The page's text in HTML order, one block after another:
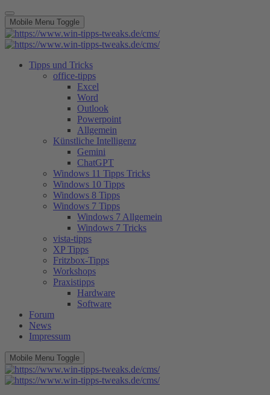
Mobile Menu Toggle
Tipps und Tricks
office-tipps
Excel
Word
Outlook
Powerpoint
Allgemein
Künstliche Intelligenz
Gemini
ChatGPT
Windows 11 Tipps Tricks
Windows 10 Tipps
Windows 8 Tipps
Windows 7 Tipps
Windows 7 Allgemein
Windows 7 Tricks
vista-tipps
XP Tipps
Fritzbox-Tipps
Workshops
Praxistipps
Hardware
Software
Forum
News
Impressum
Mobile Menu Toggle